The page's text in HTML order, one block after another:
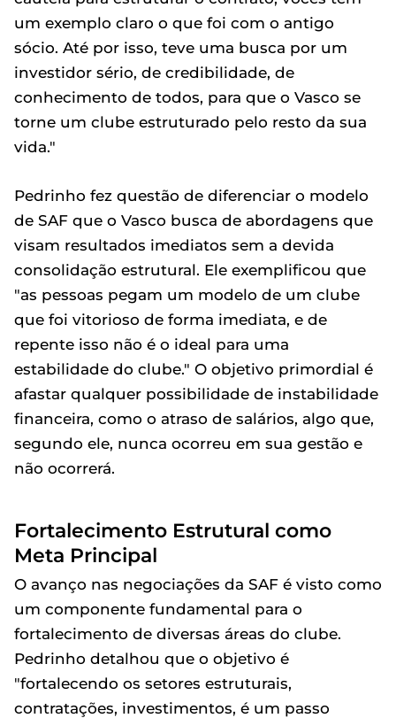
um exemplo claro o que foi com o antigo
sócio. Até por isso, teve uma busca por um
investidor sério, de credibilidade, de
conhecimento de todos, para que o Vasco se
torne um clube estruturado pelo resto da sua
vida."
Pedrinho fez questão de diferenciar o modelo
de SAF que o Vasco busca de abordagens que
visam resultados imediatos sem a devida
consolidação estrutural. Ele exemplificou que
"as pessoas pegam um modelo de um clube
que foi vitorioso de forma imediata, e de
repente isso não é o ideal para uma
estabilidade do clube." O objetivo primordial é
afastar qualquer possibilidade de instabilidade
financeira, como o atraso de salários, algo que,
segundo ele, nunca ocorreu em sua gestão e
não ocorrerá.
Fortalecimento Estrutural como
Meta Principal
O avanço nas negociações da SAF é visto como
um componente fundamental para o
fortalecimento de diversas áreas do clube.
Pedrinho detalhou que o objetivo é
"fortalecendo os setores estruturais,
contratações, investimentos, é um passo